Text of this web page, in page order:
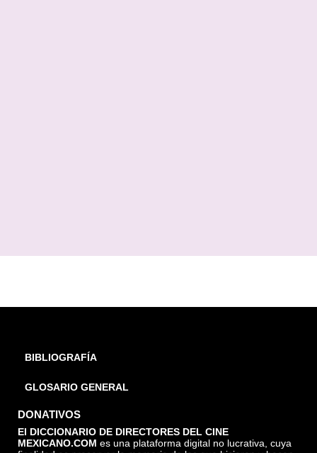
BIBLIOGRAFÍA
GLOSARIO GENERAL
DONATIVOS
El DICCIONARIO DE DIRECTORES DEL CINE
MEXICANO.COM es una plataforma digital no lucrativa, cuya